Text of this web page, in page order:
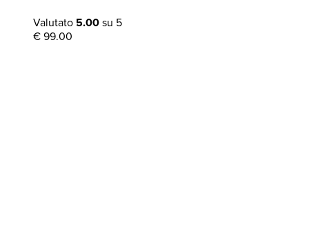
Valutato 5.00 su 5
€ 99.00